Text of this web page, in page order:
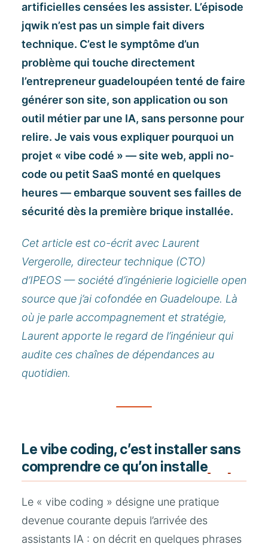
artificielles censées les assister. L’épisode
jqwik n’est pas un simple fait divers
technique. C’est le symptôme d’un
problème qui touche directement
l’entrepreneur guadeloupéen tenté de faire
générer son site, son application ou son
outil métier par une IA, sans personne pour
relire. Je vais vous expliquer pourquoi un
projet « vibe codé » — site web, appli no-
code ou petit SaaS monté en quelques
heures — embarque souvent ses failles de
sécurité dès la première brique installée.
Cet article est co-écrit avec Laurent
Vergerolle, directeur technique (CTO)
d’IPEOS — société d’ingénierie logicielle open
source que j’ai cofondée en Guadeloupe. Là
où je parle accompagnement et stratégie,
Laurent apporte le regard de l’ingénieur qui
audite ces chaînes de dépendances au
quotidien.
Le vibe coding, c’est installer sans
comprendre ce qu’on installe
Le « vibe coding » désigne une pratique
devenue courante depuis l’arrivée des
assistants IA : on décrit en quelques phrases